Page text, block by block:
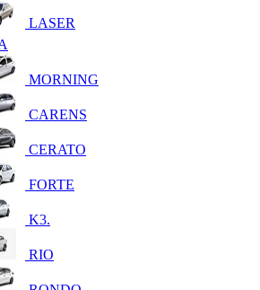
LASER
MORNING
CARENS
CERATO
FORTE
K3.
RIO